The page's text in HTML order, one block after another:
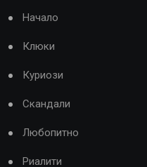
Начало
Клюки
Куриози
Скандали
Любопитно
Риалити